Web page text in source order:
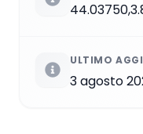
ULTIMO
3 agosto